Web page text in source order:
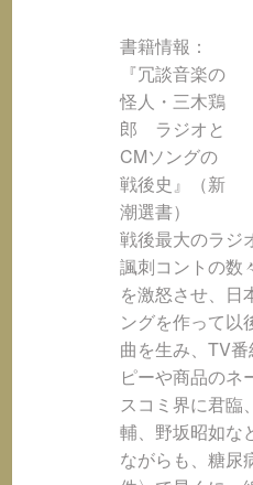
書籍情報：
『冗談音楽の
怪人・三木鶏
郎 ラジオと
CMソングの
戦後史』（新
潮選書）
戦後最大のラジ
諷刺コントの数
を激怒させ、日
ングを作って以
曲を生み、TV
ピーや商品のネ
スコミ界に君臨
輔、野坂昭如な
ながらも、糖尿